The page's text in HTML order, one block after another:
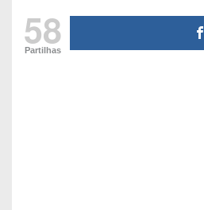
58
Partilhas